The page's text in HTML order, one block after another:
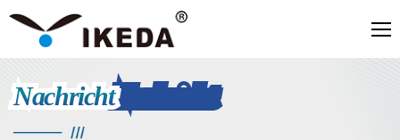
Nachricht